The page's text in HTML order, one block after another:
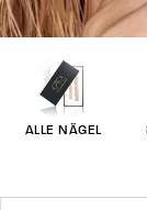
ALLE NÄGEL